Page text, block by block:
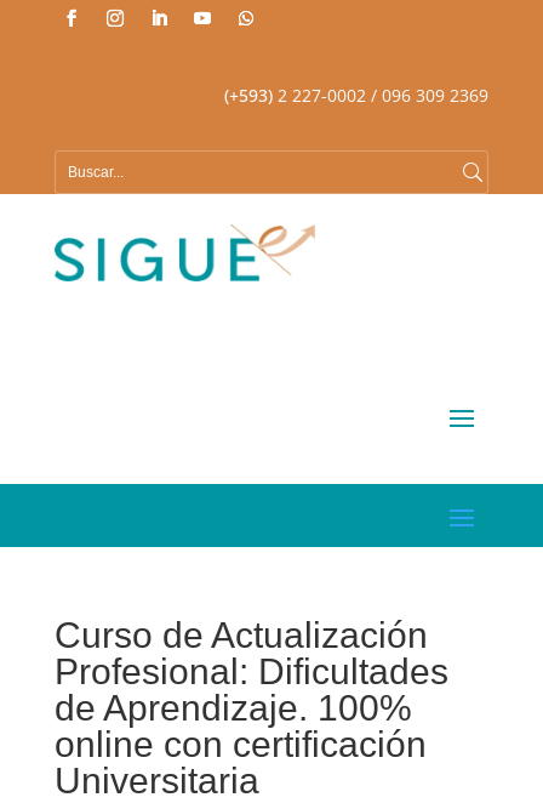
(+593)2 227-0002 / 096 309 2369
Curso de Actualización
Profesional: Dificultades
de Aprendizaje. 100%
online con certificación
Universitaria